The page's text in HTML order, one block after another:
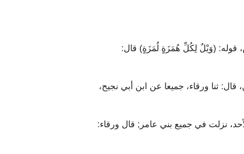
قوله: (وَيْلٌ لِكُلِّ هُمَزَةٍ لُمَزَةٍ) قال:
ثنا ورقاء، جميعا عن ابن أبي نجيح،
نزلت في جميع بني عامر; قال ورقاء: